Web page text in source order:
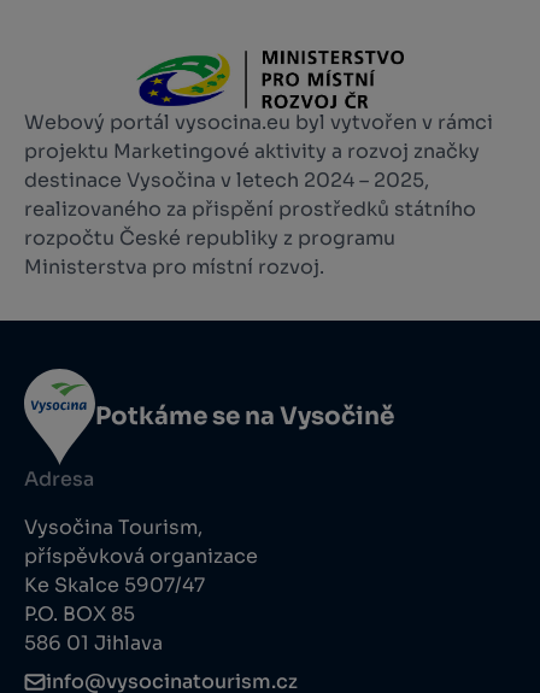
Webový portál vysocina.eu byl vytvořen v rámci
projektu Marketingové aktivity a rozvoj značky
destinace Vysočina v letech 2024 – 2025,
realizovaného za přispění prostředků státního
rozpočtu České republiky z programu
Ministerstva pro místní rozvoj.
Potkáme se na Vysočině
Adresa
Vysočina Tourism,
příspěvková organizace
Ke Skalce 5907/47
P.O. BOX 85
586 01 Jihlava
info@vysocinatourism.cz